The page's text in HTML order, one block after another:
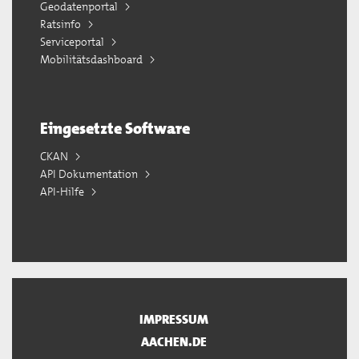
Geodatenportal
Ratsinfo
Serviceportal
Mobilitätsdashboard
Eingesetzte Software
CKAN
API Dokumentation
API-Hilfe
IMPRESSUM
AACHEN.DE